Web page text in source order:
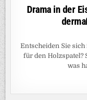
Drama in der
Entscheiden Sie
für den Holzspatel?
was